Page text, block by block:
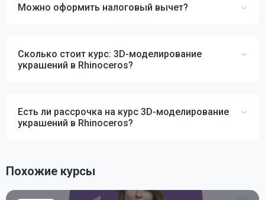
Можно оформить налоговый вычет?
Сколько стоит курс: 3D-моделирование
украшений в Rhinoceros?
Есть ли рассрочка на курс 3D-моделирование
украшений в Rhinoceros?
Похожие курсы